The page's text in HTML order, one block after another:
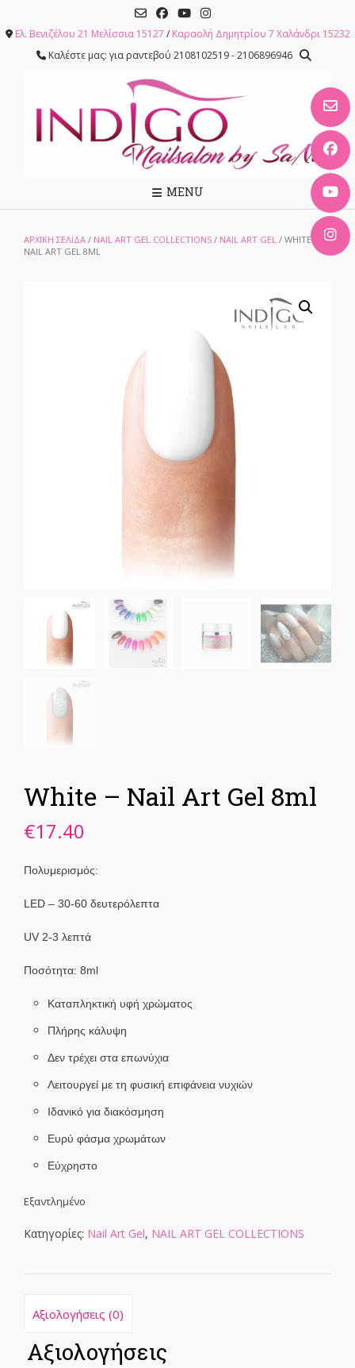
content
Ελ. Βενιζέλου 21 Μελίσσια 15127 / Καραολή Δημητρίου 7 Χαλάνδρι 15232
Καλέστε μας: για ραντεβού 2108102519 - 2106896946
MENU
ΑΡΧΙΚΉ ΣΕΛΊΔΑ / NAIL ART GEL COLLECTIONS / NAIL ART GEL / WHITE –
NAIL ART GEL 8ML
White – Nail Art Gel 8ml
€17.40
Πολυμερισμός:
LED – 30-60 δευτερόλεπτα
UV 2-3 λεπτά
Ποσότητα: 8ml
Καταπληκτική υφή χρώματος
Πλήρης κάλυψη
Δεν τρέχει στα επωνύχια
Λειτουργεί με τη φυσική επιφάνεια νυχιών
Ιδανικό για διακόσμηση
Ευρύ φάσμα χρωμάτων
Εύχρηστο
Εξαντλημένο
Κατηγορίες: Nail Art Gel, NAIL ART GEL COLLECTIONS
Αξιολογήσεις (0)
Αξιολογήσεις